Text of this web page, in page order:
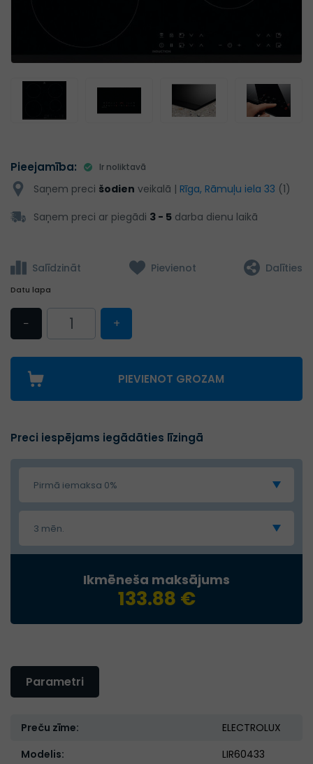
Pieejamība: Ir noliktavā
Saņem preci šodien veikalā | Rīga, Rāmuļu iela 33 (1)
Saņem preci ar piegādi 3 - 5 darba dienu laikā
Salīdzināt Pievienot Dalīties
Datu lapa
− +
PIEVIENOT GROZAM
Preci iespējams iegādāties līzingā
Pirmā iemaksa 0%
3 mēn.
Ikmēneša maksājums
133.88 €
Parametri
Preču zīme:
ELECTROLUX
Modelis:
LIR60433